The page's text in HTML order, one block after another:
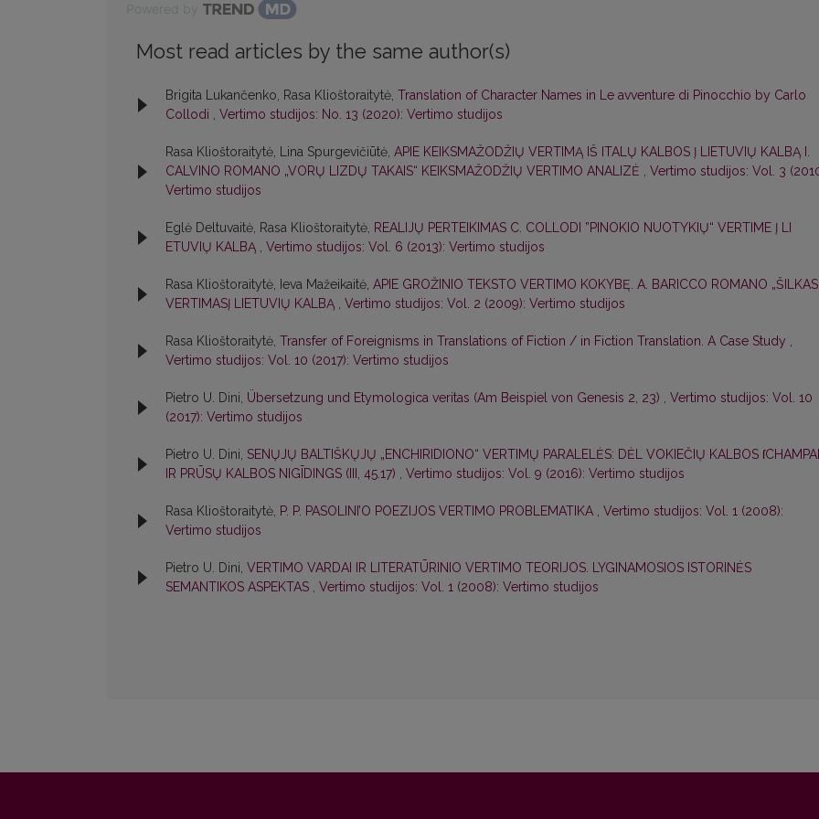
Most read articles by the same author(s)
Brigita Lukančenko, Rasa Klioštoraitytė, Translation of Character Names in Le avventure di Pinocchio by Carlo
Collodi , Vertimo studijos: No. 13 (2020): Vertimo studijos
Rasa Klioštoraitytė, Lina Spurgevičiūtė, APIE KEIKSMAŽODŽIŲ VERTIMĄ IŠ ITALŲ KALBOS Į LIETUVIŲ KALBĄ I.
CALVINO ROMANO „VORŲ LIZDŲ TAKAIS“ KEIKSMAŽODŽIŲ VERTIMO ANALIZĖ , Vertimo studijos: Vol. 3
Vertimo studijos
Eglė Deltuvaitė, Rasa Klioštoraitytė, REALIJŲ PERTEIKIMAS C. COLLODI ”PINOKIO NUOTYKIŲ“ VERTIME Į LI
ETUVIŲ KALBĄ , Vertimo studijos: Vol. 6 (2013): Vertimo studijos
Rasa Klioštoraitytė, Ieva Mažeikaitė, APIE GROŽINIO TEKSTO VERTIMO KOKYBĘ. A. BARICCO ROMANO
VERTIMASĮ LIETUVIŲ KALBĄ , Vertimo studijos: Vol. 2 (2009): Vertimo studijos
Rasa Klioštoraitytė, Transfer of Foreignisms in Translations of Fiction / in Fiction Translation. A Case Study ,
Vertimo studijos: Vol. 10 (2017): Vertimo studijos
Pietro U. Dini, Übersetzung und Etymologica veritas (Am Beispiel von Genesis 2, 23) , Vertimo studijos: Vol. 10
(2017): Vertimo studijos
Pietro U. Dini, SENŲJŲ BALTIŠKŲJŲ „ENCHIRIDIONO“ VERTIMŲ PARALELĖS: DĖL VOKIEČIŲ KALBOS
IR PRŪSŲ KALBOS NIGĪDINGS (III, 45.17) , Vertimo studijos: Vol. 9 (2016): Vertimo studijos
Rasa Klioštoraitytė, P. P. PASOLINI’O POEZIJOS VERTIMO PROBLEMATIKA , Vertimo studijos: Vol. 1 (2008):
Vertimo studijos
Pietro U. Dini, VERTIMO VARDAI IR LITERATŪRINIO VERTIMO TEORIJOS. LYGINAMOSIOS ISTORINĖS
SEMANTIKOS ASPEKTAS , Vertimo studijos: Vol. 1 (2008): Vertimo studijos